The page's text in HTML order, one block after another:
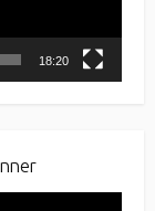
18:20